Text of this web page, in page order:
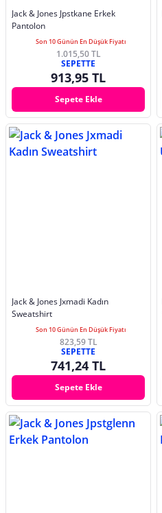
Jack & Jones Jpstkane Erkek
Pantolon
Son 10 Günün En Düşük Fiyatı
1.015,50 TL
SEPETTE
913,95 TL
Sepete Ekle
Jack & Jones Jxmadi Kadın
Sweatshirt
Son 10 Günün En Düşük Fiyatı
823,59 TL
SEPETTE
741,24 TL
Sepete Ekle